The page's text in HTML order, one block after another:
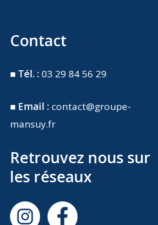
Contact
■ Tél. : 03 29 84 56 29
■ Email : contact@groupe-
mansuy.fr
Retrouvez nous sur
les réseaux